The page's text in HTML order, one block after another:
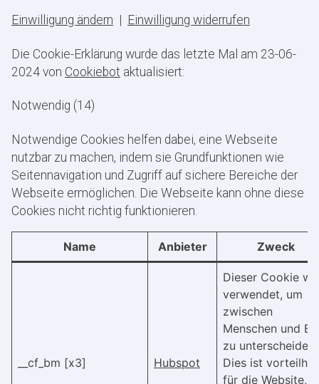
Einwilligung ändern Einwilligung widerrufen
Die Cookie-Erklärung wurde das letzte Mal am 23-06-
2024 von Cookiebot aktualisiert:
Notwendig (14)
Notwendige Cookies helfen dabei, eine Webseite
nutzbar zu machen, indem sie Grundfunktionen wie
Seitennavigation und Zugriff auf sichere Bereiche der
Webseite ermöglichen. Die Webseite kann ohne diese
Cookies nicht richtig funktionieren.
Name Anbieter Zweck
__cf_bm [x3] Hubspot
Dieser Cookie
verwendet, um
zwischen
Menschen und
zu unterscheiden.
Dies ist
für die Website,